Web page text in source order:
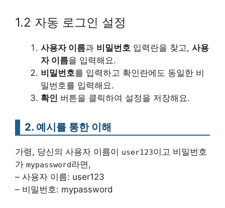
1.2 자동 로그인 설정
사용자 이름과 비밀번호 입력란을 찾고, 사용
자 이름을 입력해요.
비밀번호를 입력하고 확인란에도 동일한 비
밀번호를 입력해요.
확인 버튼을 클릭하여 설정을 저장해요.
2. 예시를 통한 이해
가령, 당신의 사용자 이름이 user123이고 비밀번호
가 mypassword라면,
– 사용자 이름: user123
– 비밀번호: mypassword